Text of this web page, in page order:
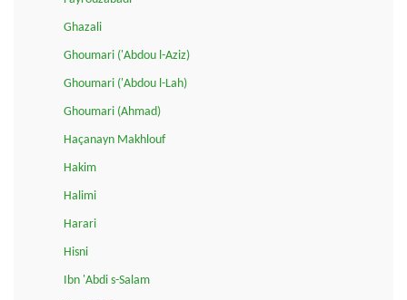
Ghazali
Ghoumari ('Abdou l-Aziz)
Ghoumari ('Abdou l-Lah)
Ghoumari (Ahmad)
Haçanayn Makhlouf
Hakim
Halimi
Harari
Hisni
Ibn 'Abdi s-Salam